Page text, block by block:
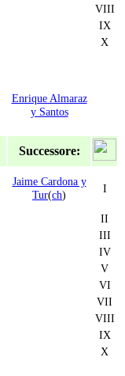
VIII
IX
X
Enrique Almaraz
y Santos
Successore:
Jaime Cardona y
Tur(ch) I
II
III
IV
V
VI
VII
VIII
IX
X